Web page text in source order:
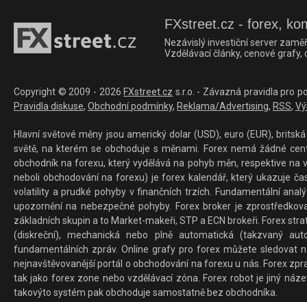
FXstreet.cz - forex,
Nezávislý investiční server
Vzdělávací články, cenové
Copyright © 2009 - 2026 FXstreet.cz s.r.o. - Závazná pravidla pro
Pravidla diskuse, Obchodní podmínky, Reklama/Advertising, RSS,
Hlavní světové měny jsou americký dolar (USD), euro (EUR),
světě, na kterém se obchoduje s měnami. Forex nemá žádné
obchodník na forexu, který vydělává na pohyb měn, respektive
neboli obchodování na forexu) je forex kalendář, který ukazuje
volatility a prudké pohyby v finančních trzích. Fundamentální
upozornění na nebezpečné pohyby. Forex broker je
základních skupin a to Market-makeři, STP a ECN brokeři. Forex
(diskreční), mechanická nebo plně automatická (takzvaný
fundamentálních zpráv. Online grafy pro forex můžete sledovat
nejnavštěvovanější portál o obchodování na forexu u nás. Forex
tak jako forex zone nebo vzdělávací zóna. Forex robot je jiný
takovýto systém pak obchoduje samostatně bez obchodníka.